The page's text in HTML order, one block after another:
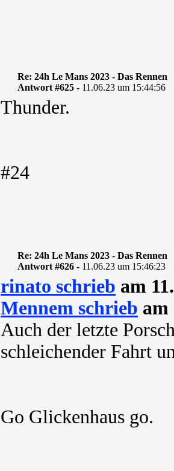
Re: 24h Le Mans 2023 - Das Rennen
Antwort #625 - 11.06.23 um 15:44:56
Thunder.
#24
Re: 24h Le Mans 2023 - Das Rennen
Antwort #626 - 11.06.23 um 15:46:23
rinato schrieb am
Mennem schrieb am
Auch der letzte
schleichender Fahrt
Go Glickenhaus go.